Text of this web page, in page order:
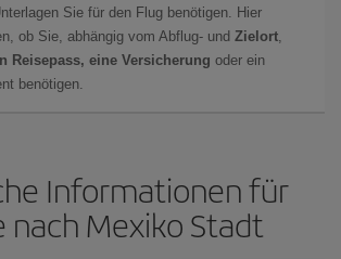
Sie für den Flug benötigen. Hier
ob Sie, abhängig vom Abflug- und Zielort
Reisepass, eine Versicherung oder ein
benötigen.
Informationen für
nach Mexiko Stadt